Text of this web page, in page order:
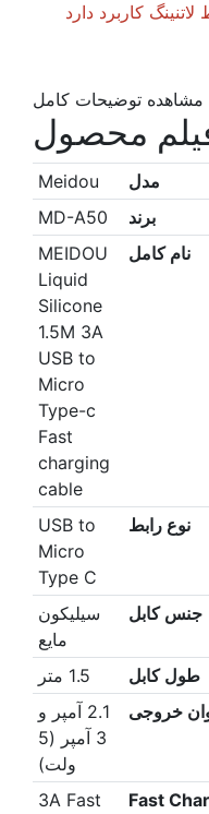
کاربرد دارد
مشاهده توضیحات کامل
محصول
مدل
Meidou
برند
MD-A50
نام کامل
MEIDOU
Liquid
Silicone
1.5M 3A
USB to
Micro
Type-c
Fast
charging
cable
نوع رابط
USB to
Micro
Type C
جنس کابل
سیلیکون
مایع
طول کابل
1.5 متر
خروجی
2.1 آمپر و
3 آمپر (5
ولت)
Fast
3A Fast